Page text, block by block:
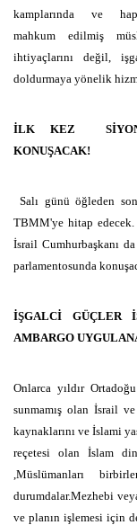
kamplarında ve
mahkum edilmiş
ihtiyaçlarını değil,
doldurmaya yönelik
İLK KEZ
KONUŞACAK!
Salı günü öğleden
TBMM'ye hitap
İsrail Cumhurbaşkanı
parlamentosunda
İŞGALCİ GÜÇLER
AMBARGO
Onlarca yıldır
sunmamış olan İsrail
kaynaklarını ve İslami
reçetesi olan İslam
,Müslümanları
durumdalar.Mezhebi
ve planın işlemesi için